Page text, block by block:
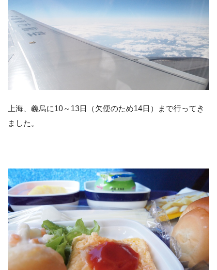
上海、義烏に10～13日（欠便のため14日）まで行ってき
ました。